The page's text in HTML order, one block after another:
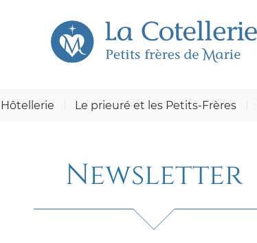
Hôtellerie Le prieuré et les Petits-Frères
Newsletter